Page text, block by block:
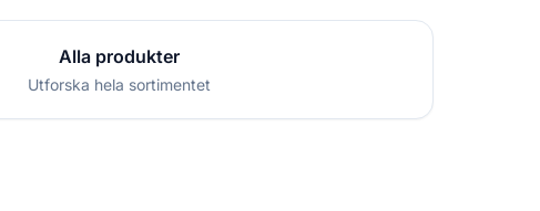
Alla produkter
Utforska hela sortimentet